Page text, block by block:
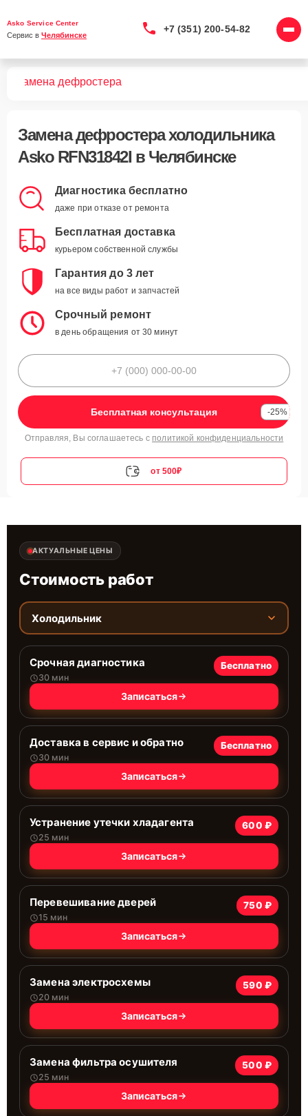
Asko Service Center
Сервис в Челябинске
+7 (351) 200-54-82
Замена дефростера
Замена дефростера холодильника
Asko RFN31842I в Челябинске
Диагностика бесплатно
даже при отказе от ремонта
Бесплатная доставка
курьером собственной службы
Гарантия до 3 лет
на все виды работ и запчастей
Срочный ремонт
в день обращения от 30 минут
Бесплатная консультация -25%
Отправляя, Вы соглашаетесь с политикой конфиденциальности
от 500₽
АКТУАЛЬНЫЕ ЦЕНЫ
Стоимость работ
Холодильник
Срочная диагностика
30 мин
Бесплатно
Записаться
Доставка в сервис и обратно
30 мин
Бесплатно
Записаться
Устранение утечки хладагента
25 мин
600 ₽
Записаться
Перевешивание дверей
15 мин
750 ₽
Записаться
Замена электросхемы
20 мин
590 ₽
Записаться
Замена фильтра осушителя
25 мин
500 ₽
Записаться